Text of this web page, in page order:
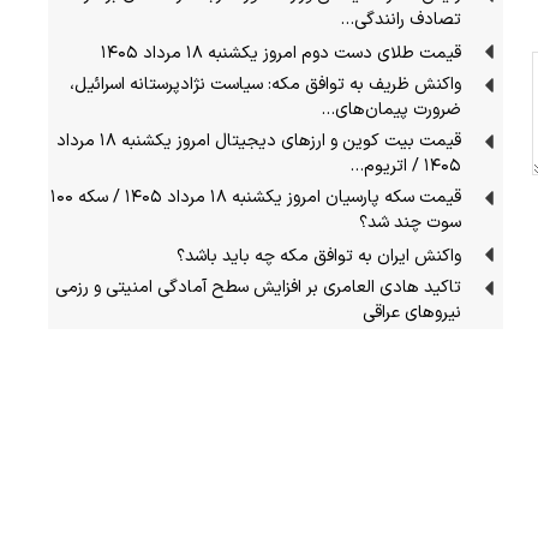
تصادف رانندگی…
قیمت طلای دست دوم امروز یکشنبه ۱۸ مرداد ۱۴۰۵
واکنش ظریف به توافق مکه: سیاست نژادپرستانه اسرائیل،
ضرورت پیمان‌های…
قیمت بیت کوین و ارز‌های دیجیتال امروز یکشنبه ۱۸ مرداد
۱۴۰۵ / اتریوم…
قیمت سکه پارسیان امروز یکشنبه ۱۸ مرداد ۱۴۰۵ / سکه ۱۰۰
سوت چند شد؟
واکنش ایران به توافق مکه چه باید باشد؟
تاکید هادی العامری بر افزایش سطح آمادگی امنیتی و رزمی
نیروهای عراقی